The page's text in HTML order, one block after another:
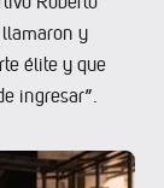
llamaron y
élite y que
ingresar”.